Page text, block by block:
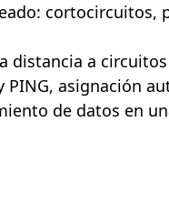
cortocircuitos,
distancia a
PING, asignación
de datos en